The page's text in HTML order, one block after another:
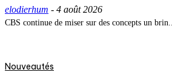
elodierhum - 4 août 2026
CBS continue de miser sur des concepts un brin...
Nouveautés